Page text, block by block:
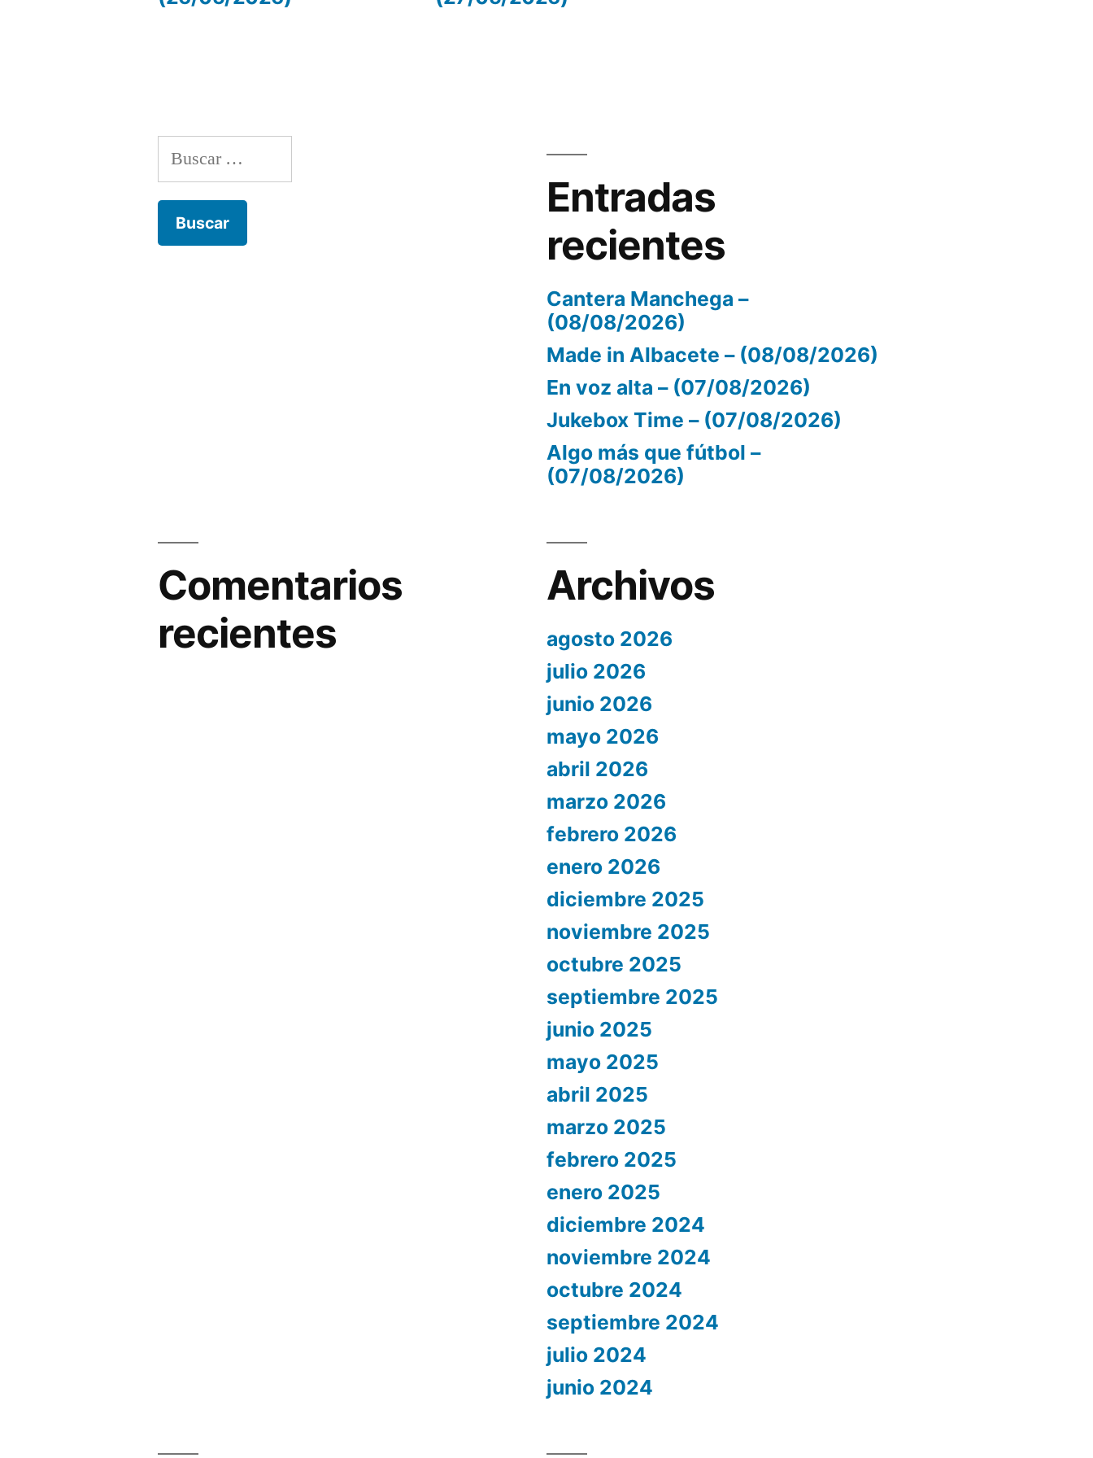
Buscar:
Entradas
recientes
Cantera Manchega –
(08/08/2026)
Made in Albacete – (08/08/2026)
En voz alta – (07/08/2026)
Jukebox Time – (07/08/2026)
Algo más que fútbol –
(07/08/2026)
Comentarios
recientes
Archivos
agosto 2026
julio 2026
junio 2026
mayo 2026
abril 2026
marzo 2026
febrero 2026
enero 2026
diciembre 2025
noviembre 2025
octubre 2025
septiembre 2025
junio 2025
mayo 2025
abril 2025
marzo 2025
febrero 2025
enero 2025
diciembre 2024
noviembre 2024
octubre 2024
septiembre 2024
julio 2024
junio 2024